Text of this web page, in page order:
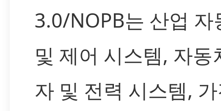
3.0/NOPB는 산업 자
및 제어 시스템, 자동
자 및 전력 시스템,